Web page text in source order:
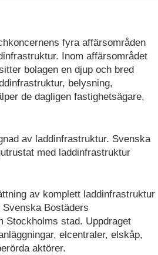
fyra affärsområden
Inom affärsområdet
bolagen en djup och bred
belysning,
de dagligen fastighetsägare,
av laddinfrastruktur. Svenska
med laddinfrastruktur
av komplett laddinfrastruktur
Bostäders
Stockholms stad. Uppdraget
elcentraler, elskåp,
aktörer.